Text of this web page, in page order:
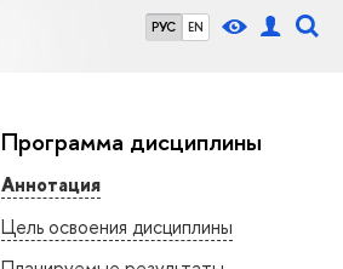
РУС EN
Программа дисциплины
Аннотация
Цель освоения дисциплины